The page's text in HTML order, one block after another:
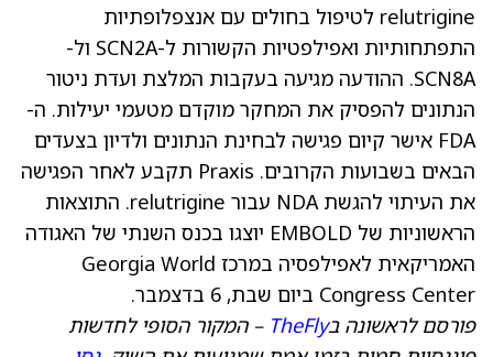
relutrigine לטיפול בחולים עם אנצפלופתיות
התפתחותיות ואפילפטיות הקשורות ל-SCN2A ול-
SCN8A. ההודעה מגיעה בעקבות המלצת ועדת ניטור
הנתונים להפסיק את המחקר מוקדם מטעמי יעילות. ה-
FDA אישר קיום פגישה לבחינת הנתונים ולדיון בצעדים
הבאים בשבועות הקרובים. Praxis תקבע לאחר הפגישה
את העיתוי להגשת NDA עבור relutrigine. התוצאות
הראשוניות של EMBOLD יוצגו בכנס השנתי של האגודה
האמריקאית לאפילפסיה במרכז Georgia World
Congress Center ביום שבת, 6 בדצמבר.
פורסם לראשונה בTheFly – המקור הסופי לחדשות